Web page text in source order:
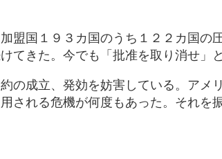
国１９３カ国のうち１２２カ国の
きた。今でも「批准を取り消せ」
成立、発効を妨害している。アメ
される危機が何度もあった。それを